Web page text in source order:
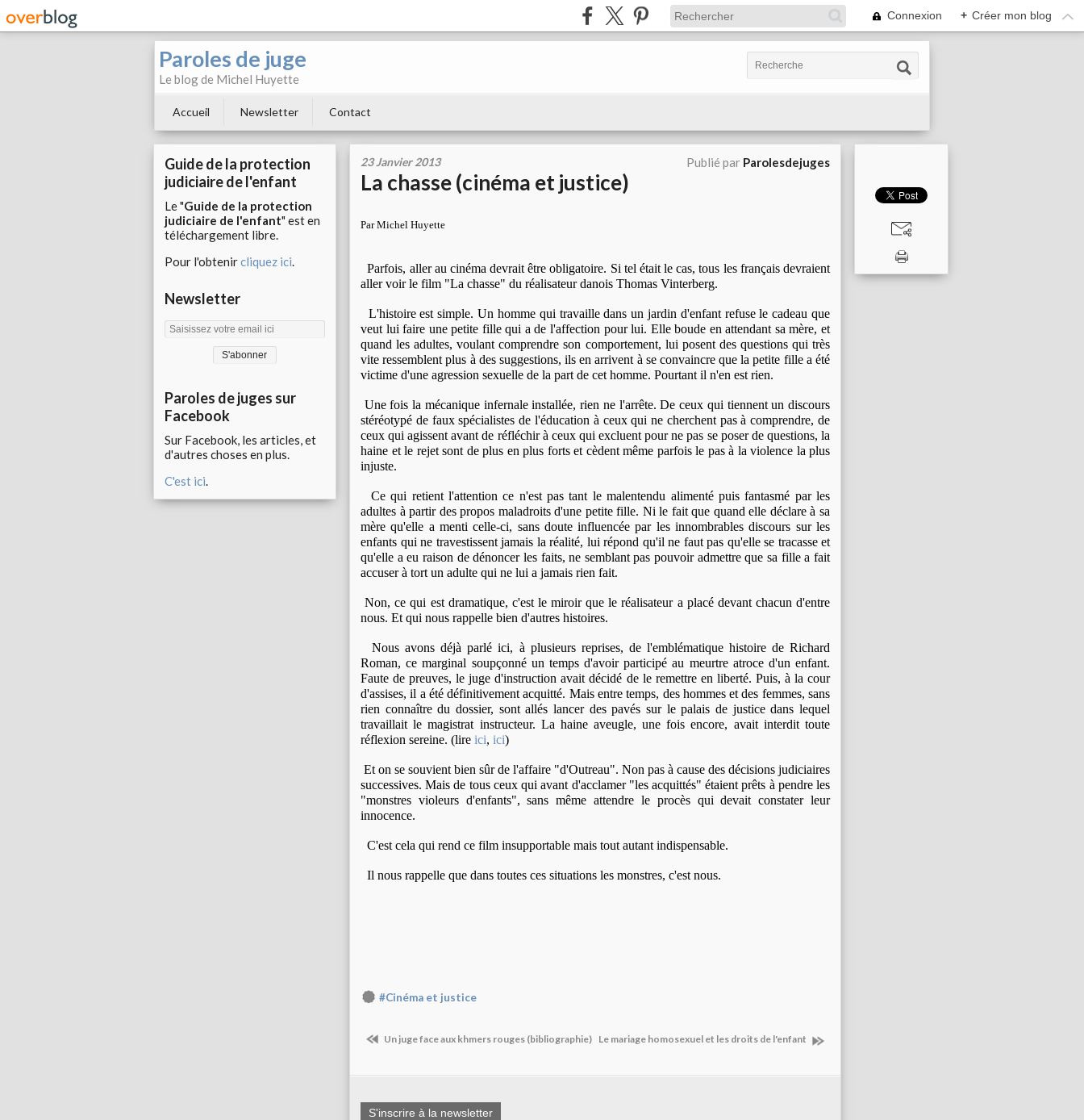
Connexion + Créer mon blog
Paroles de juge
Le blog de Michel Huyette
Accueil Newsletter Contact
Guide de la protection
judiciaire de l'enfant
Le "Guide de la protection
judiciaire de l'enfant" est en
téléchargement libre.
Pour l'obtenircliquez ici.
Newsletter
Paroles de juges sur
Facebook
Sur Facebook, les articles, et
d'autres choses en plus.
C'est ici.
23 Janvier 2013 Publié par Parolesdejuges
La chasse (cinéma et justice)
Par Michel Huyette
Parfois, aller au cinéma devrait être obligatoire. Si tel était le cas, tous les français devraient
aller voir le film "La chasse" du réalisateur danois Thomas Vinterberg.
L'histoire est simple. Un homme qui travaille dans un jardin d'enfant refuse le cadeau que
veut lui faire une petite fille qui a de l'affection pour lui. Elle boude en attendant sa mère, et
quand les adultes, voulant comprendre son comportement, lui posent des questions qui très
vite ressemblent plus à des suggestions, ils en arrivent à se convaincre que la petite fille a été
victime d'une agression sexuelle de la part de cet homme. Pourtant il n'en est rien.
Une fois la mécanique infernale installée, rien ne l'arrête. De ceux qui tiennent un discours
stéréotypé de faux spécialistes de l'éducation à ceux qui ne cherchent pas à comprendre, de
ceux qui agissent avant de réfléchir à ceux qui excluent pour ne pas se poser de questions, la
haine et le rejet sont de plus en plus forts et cèdent même parfois le pas à la violence la plus
injuste.
Ce qui retient l'attention ce n'est pas tant le malentendu alimenté puis fantasmé par les
adultes à partir des propos maladroits d'une petite fille. Ni le fait que quand elle déclare à sa
mère qu'elle a menti celle-ci, sans doute influencée par les innombrables discours sur les
enfants qui ne travestissent jamais la réalité, lui répond qu'il ne faut pas qu'elle se tracasse et
qu'elle a eu raison de dénoncer les faits, ne semblant pas pouvoir admettre que sa fille a fait
accuser à tort un adulte qui ne lui a jamais rien fait.
Non, ce qui est dramatique, c'est le miroir que le réalisateur a placé devant chacun d'entre
nous. Et qui nous rappelle bien d'autres histoires.
Nous avons déjà parlé ici, à plusieurs reprises, de l'emblématique histoire de Richard
Roman, ce marginal soupçonné un temps d'avoir participé au meurtre atroce d'un enfant.
Faute de preuves, le juge d'instruction avait décidé de le remettre en liberté. Puis, à la cour
d'assises, il a été définitivement acquitté. Mais entre temps, des hommes et des femmes, sans
rien connaître du dossier, sont allés lancer des pavés sur le palais de justice dans lequel
travaillait le magistrat instructeur. La haine aveugle, une fois encore, avait interdit toute
réflexion sereine. (lire ici, ici)
Et on se souvient bien sûr de l'affaire "d'Outreau". Non pas à cause des décisions judiciaires
successives. Mais de tous ceux qui avant d'acclamer "les acquittés" étaient prêts à pendre les
"monstres violeurs d'enfants", sans même attendre le procès qui devait constater leur
innocence.
C'est cela qui rend ce film insupportable mais tout autant indispensable.
Il nous rappelle que dans toutes ces situations les monstres, c'est nous.
#Cinéma et justice
Un juge face aux khmers rouges (bibliographie) Le mariage homosexuel et les droits de l'enfant
S'inscrire à la newsletter